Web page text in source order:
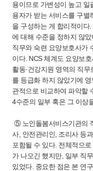
용이므로 가변성이 높고 일
용자가 받는 서비스를 구별
을 구성하는 게 합리적이다
에 대해 수준을 정하지 않
직무와 숙련 요양보호사가
이다. NCS 체계도 요양보
활동·건강지원 영역의 직
를 등급화 하지 않았기에
관적으로 비교하여 파악할
4수준의 일부 혹은 그 이상
⑤ 노인돌봄서비스기관의
사, 안전관리인, 조리사 등
포함될 수 있다. 전체적으
가 나오긴 했지만, 일부 직
있었다. 중요한 점은 본 연